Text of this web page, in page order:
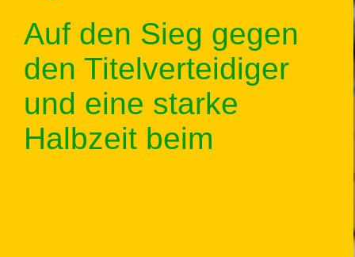
Auf den Sieg gegen
den Titelverteidiger
und eine starke
Halbzeit beim